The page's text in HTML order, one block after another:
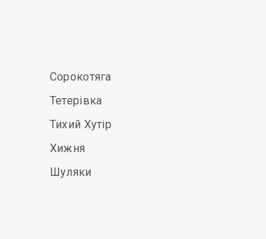
Сорокотяга
Тетерівка
Тихий Хутір
Хижня
Шуляки